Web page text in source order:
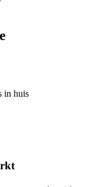
in huis